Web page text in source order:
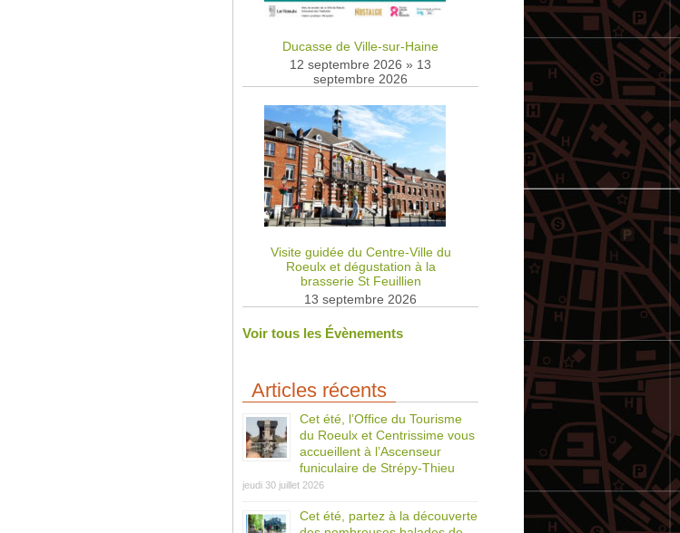
Ducasse de Ville-sur-Haine
12 septembre 2026 » 13
septembre 2026
Visite guidée du Centre-Ville du
Roeulx et dégustation à la
brasserie St Feuillien
13 septembre 2026
Voir tous les Évènements
Articles récents
Cet été, l’Office du Tourisme
du Roeulx et Centrissime vous
accueillent à l’Ascenseur
funiculaire de Strépy-Thieu
jeudi 30 juillet 2026
Cet été, partez à la découverte